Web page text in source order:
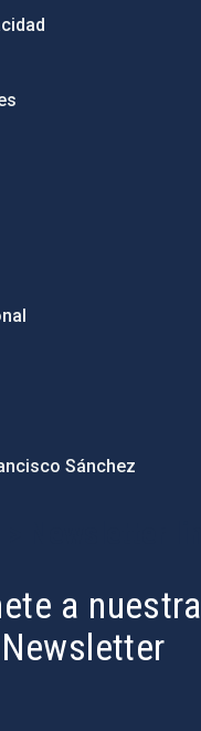
Sánchez
a nuestra
Newsletter